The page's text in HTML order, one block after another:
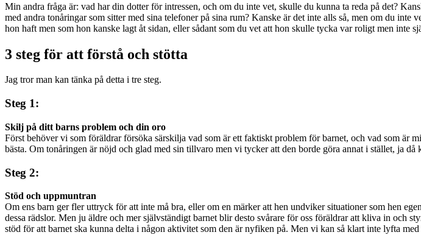
Min andra fråga är: vad har din dotter för intressen, och om du inte vet, skulle du kunna ta reda på det?
med andra tonåringar som sitter med sina telefoner på sina rum? Kanske är det inte alls så, men om du
hon haft men som hon kanske lagt åt sidan, eller sådant som du vet att hon skulle tycka var roligt men inte
3 steg för att förstå och stötta
Jag tror man kan tänka på detta i tre steg.
Steg 1:
Skilj på ditt barns problem och din oro
Först behöver vi som föräldrar försöka särskilja vad som är ett faktiskt problem för barnet, och vad som
bästa. Om tonåringen är nöjd och glad med sin tillvaro men vi tycker att den borde göra annat i stället, ja
Steg 2:
Stöd och uppmuntran
Om ens barn ger fler uttryck för att inte må bra, eller om en märker att hen undviker situationer som hen
dessa rädslor. Men ju äldre och mer självständigt barnet blir desto svårare för oss föräldrar att kliva in och
stöd för att barnet ska kunna delta i någon aktivitet som den är nyfiken på. Men vi kan så klart inte lyfta